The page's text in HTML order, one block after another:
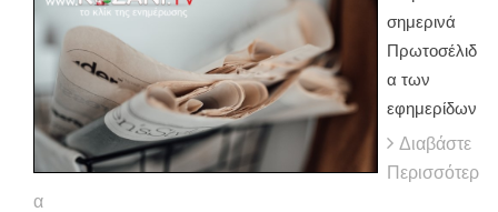
σημερινά
Πρωτοσέλιδ
α των
εφημερίδων
Διαβάστε
Περισσότερ
α